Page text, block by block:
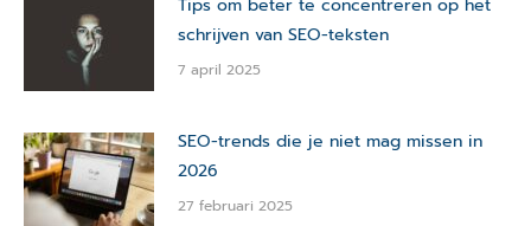
Tips om beter te concentreren op het
schrijven van SEO-teksten
7 april 2025
SEO-trends die je niet mag missen in
2026
27 februari 2025